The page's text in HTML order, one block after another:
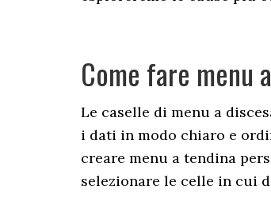
Come fare menu
Le caselle di menu a
i dati in modo chiaro e
creare menu a tendina
selezionare le celle in cui